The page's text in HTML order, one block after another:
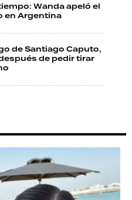
Wanda apeló el
en Argentina
de Santiago Caputo,
de pedir tirar